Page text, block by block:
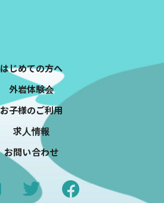
はじめての方へ
外岩体験会
お子様のご利用
求人情報
お問い合わせ